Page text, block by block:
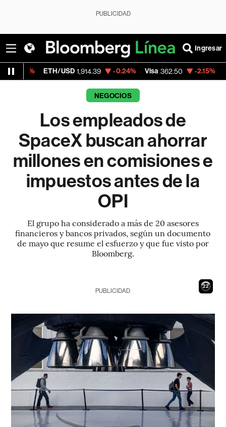
PUBLICIDAD
Ingresar
1,914.39 -0.24% Visa 362.50 -2.15% MercadoLibre
NEGOCIOS
Los empleados de
SpaceX buscan ahorrar
millones en comisiones e
impuestos antes de la
OPI
El grupo ha considerado a más de 20 asesores
financieros y bancos privados, según un documento
de mayo que resume el esfuerzo y que fue visto por
Bloomberg.
21
PUBLICIDAD